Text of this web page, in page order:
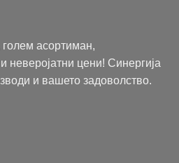
асортиман,
неверојатни цени! Синергија
и вашето задоволство.